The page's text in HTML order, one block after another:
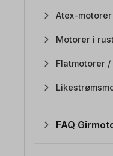
Atex-motorer
Motorer i
Flatmotorer
FAQ